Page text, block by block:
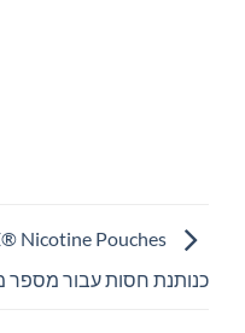
כנותנת חסות עבור מספר